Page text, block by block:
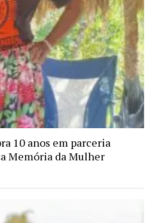
10 anos em parceria
Memória da Mulher